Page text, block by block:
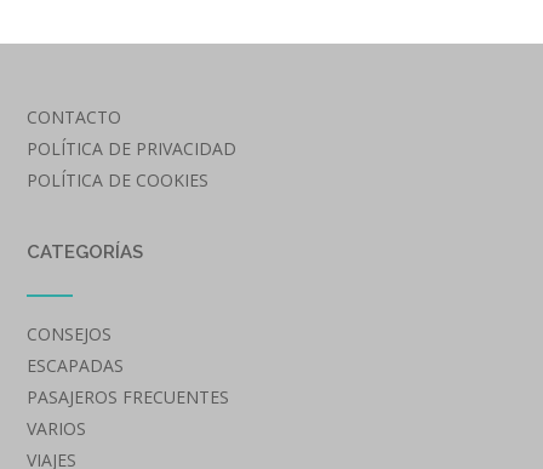
CONTACTO
POLÍTICA DE PRIVACIDAD
POLÍTICA DE COOKIES
CATEGORÍAS
CONSEJOS
ESCAPADAS
PASAJEROS FRECUENTES
VARIOS
VIAJES